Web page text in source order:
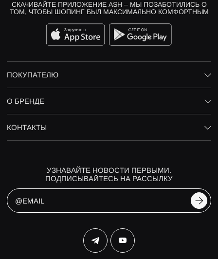
СКАЧИВАЙТЕ ПРИЛОЖЕНИЕ ASH – МЫ ПОЗАБОТИЛИСЬ О
ТОМ, ЧТОБЫ ШОПИНГ БЫЛ МАКСИМАЛЬНО КОМФОРТНЫМ
ПОКУПАТЕЛЮ
О БРЕНДЕ
КОНТАКТЫ
УЗНАВАЙТЕ НОВОСТИ ПЕРВЫМИ.
ПОДПИСЫВАЙТЕСЬ НА РАССЫЛКУ